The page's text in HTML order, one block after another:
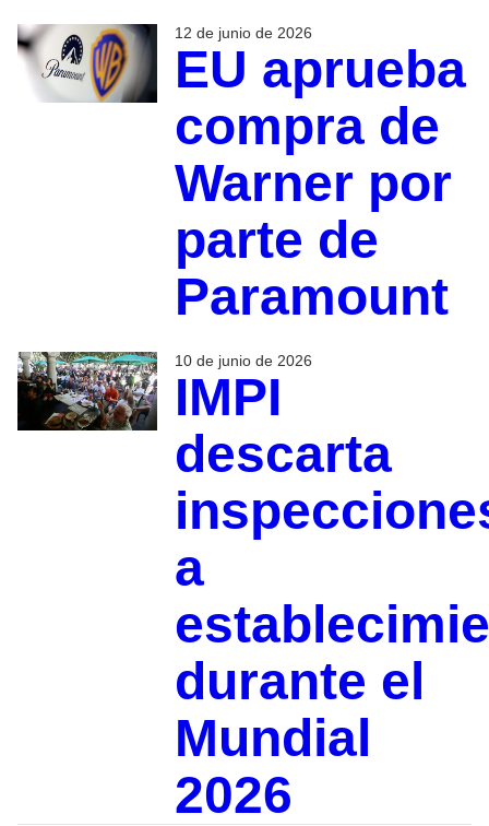
12 de junio de 2026
EU aprueba
compra de
Warner por
parte de
Paramount
10 de junio de 2026
IMPI
descarta
a
durante el
Mundial
2026